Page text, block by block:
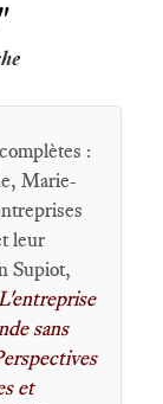
:
Marie-
leur
Supiot,
sans
et